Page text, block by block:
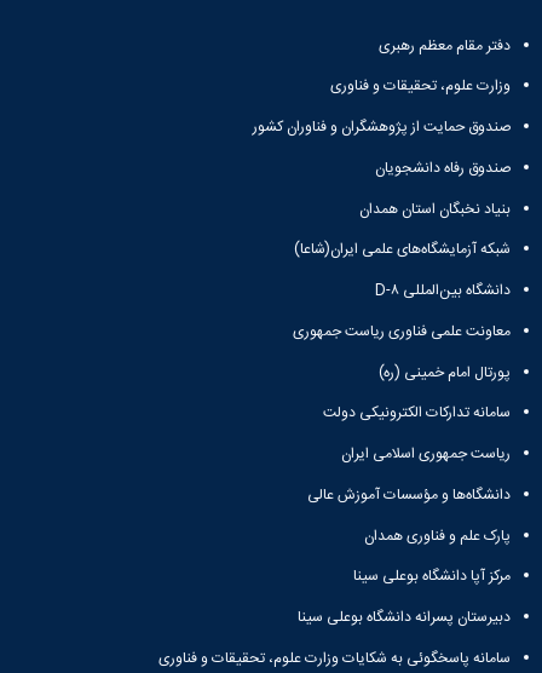
پایان
نامه
ها
ترم
بندی
دروس
شناسی
آزمایشگاه
آزمایشگاه
بهداشت
و
کنترل
کیفی
مواد
غذایی
تشریح
آزمایشگاهی
و
ها
نشریات
Avicenna
Veterinary
Research
دفتر مقام معظم رهبری
وزارت علوم، تحقیقات و فناوری
صندوق حمایت از پژوهشگران و فناوران کشور
صندوق رفاه دانشجویان
بنیاد نخبگان استان همدان
شبکه آزمایشگاه‌های علمی ایران(شاعا)
دانشگاه بین‌المللی D-۸
معاونت علمی فناوری ریاست جمهوری
پورتال امام خمینی (ره)
سامانه تدارکات الکترونیکی دولت
ریاست جمهوری اسلامی ایران
دانشگاه‌ها و مؤسسات آموزش عالی
پارک علم و فناوری همدان
مرکز آپا دانشگاه بوعلی سینا
دبیرستان پسرانه دانشگاه بوعلی سینا
سامانه پاسخگوئی به شکایات وزارت علوم، تحقیقات و فناوری